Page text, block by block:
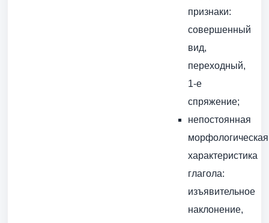
признаки:
совершенный
вид,
переходный,
1-е
спряжение;
непостоянная
морфологическая
характеристика
глагола:
изъявительное
наклонение,